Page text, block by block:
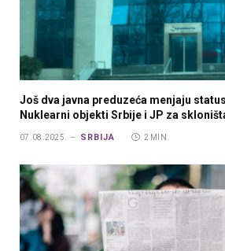
Još dva javna preduzeća menjaju
Nuklearni objekti Srbije i JP za
07.08.2025. SRBIJA 2 MIN.